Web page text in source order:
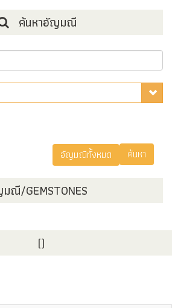
ค้นหาอัญมณี
ณี/GEMSTONES
()